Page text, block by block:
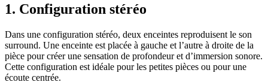
1. Configuration stéréo
Dans une configuration stéréo, deux enceintes reproduisent le son
surround. Une enceinte est placée à gauche et l’autre à droite de la
pièce pour créer une sensation de profondeur et d’immersion sonore.
Cette configuration est idéale pour les petites pièces ou pour une
écoute centrée.